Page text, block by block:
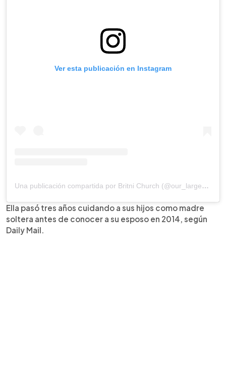
Ver esta publicación en Instagram
Una publicación compartida por Britni Church (@our_large_family_life)
Ella pasó tres años cuidando a sus hijos como madre
soltera antes de conocer a su esposo en 2014, según
Daily Mail.